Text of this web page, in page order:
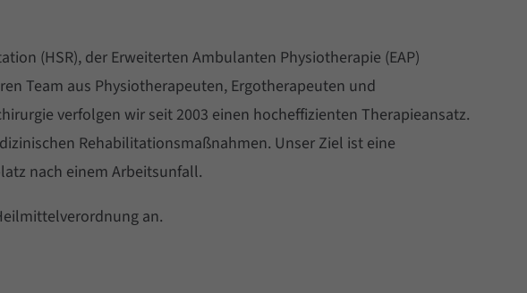
(HSR), der Erweiterten Ambulanten Physiotherapie (EAP)
Team aus Physiotherapeuten, Ergotherapeuten und
verfolgen wir seit 2003 einen hocheffizienten Therapieansatz.
Rehabilitationsmaßnahmen. Unser Ziel ist eine
nach einem Arbeitsunfall.
an.